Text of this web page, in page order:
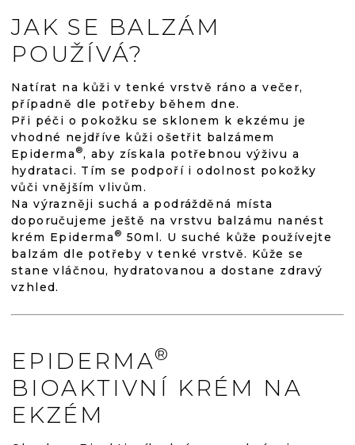
JAK SE BALZÁM
POUŽÍVÁ?
Natírat na kůži v tenké vrstvě ráno a večer,
případně dle potřeby během dne.
Při péči o pokožku se sklonem k ekzému je
vhodné nejdříve kůži ošetřit balzámem
Epiderma ®, aby získala potřebnou výživu a
hydrataci. Tím se podpoří i odolnost pokožky
vůči vnějším vlivům.
Na výrazněji suchá a podrážděná místa
doporučujeme ještě na vrstvu balzámu nanést
krém Epiderma ® 50ml. U suché kůže používejte
balzám dle potřeby v tenké vrstvě. Kůže se
stane vláčnou, hydratovanou a dostane zdravý
vzhled.
EPIDERMA®
BIOAKTIVNÍ KRÉM NA
EKZÉM